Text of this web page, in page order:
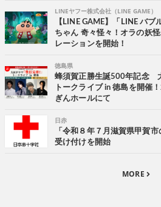
LINEヤフー株式会社（LINE GAME）
【LINE GAME】「LINE バ
ちゃん 奇々怪々！オラの妖
レーションを開始！
徳島県
蜂須賀正勝生誕500年記念
トークライブ in 徳島を開催
ぎんホールにて
日赤
「令和８年７月滋賀県甲賀
受け付けを開始
MORE